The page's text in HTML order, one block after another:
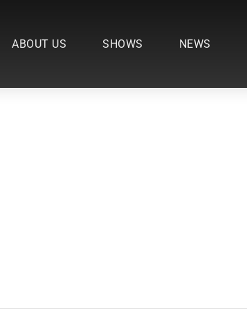
ABOUT US SHOWS NEWS